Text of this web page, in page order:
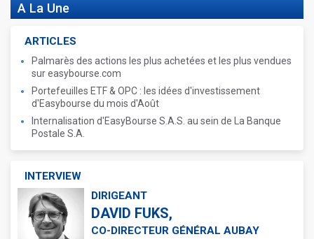
A La Une
ARTICLES
Palmarès des actions les plus achetées et les plus vendues
sur easybourse.com
Portefeuilles ETF & OPC : les idées d'investissement
d'Easybourse du mois d'Août
Internalisation d'EasyBourse S.A.S. au sein de La Banque
Postale S.A.
INTERVIEW
DIRIGEANT
DAVID FUKS,
CO-DIRECTEUR GÉNÉRAL AUBAY